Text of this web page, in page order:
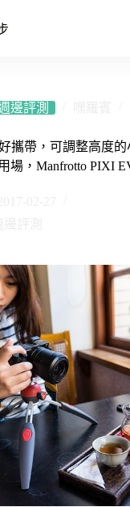
邊評測
攜帶，可調整高度
場，Manfrotto PIXI